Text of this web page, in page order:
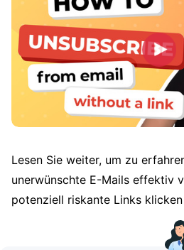
Lesen Sie weiter, um zu
unerwünschte E-Mails effektiv
potenziell riskante Links klicken